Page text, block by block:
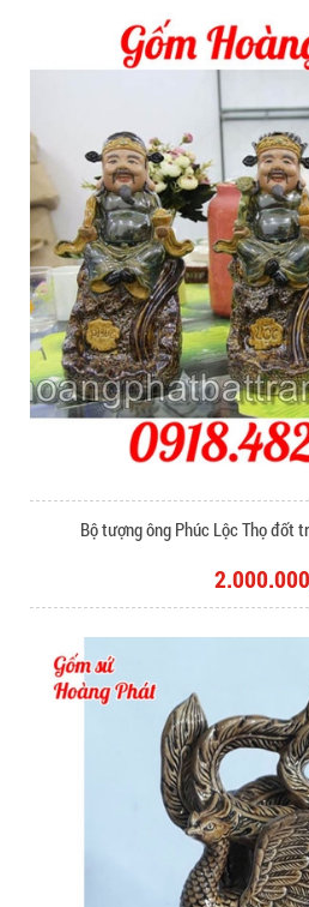
Bộ tượng ông Phúc Lộc Thọ đốt